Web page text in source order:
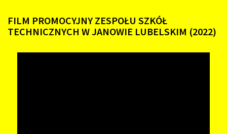
FILM PROMOCYJNY ZESPOŁU SZKÓŁ
TECHNICZNYCH WJANOWIE LUBELSKIM (2022)